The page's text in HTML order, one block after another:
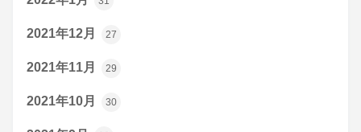
2021年12月 27
2021年11月 29
2021年10月 30